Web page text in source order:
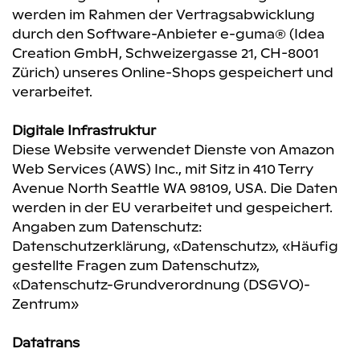
werden im Rahmen der Vertragsabwicklung
durch den Software-Anbieter e-guma® (Idea
Creation GmbH, Schweizergasse 21, CH-8001
Zürich) unseres Online-Shops gespeichert und
verarbeitet.
Digitale Infrastruktur
Diese Website verwendet Dienste von Amazon
Web Services (AWS) Inc., mit Sitz in 410 Terry
Avenue North Seattle WA 98109, USA. Die Daten
werden in der EU verarbeitet und gespeichert.
Angaben zum Datenschutz:
Datenschutzerklärung, «Datenschutz», «Häufig
gestellte Fragen zum Datenschutz»,
«Datenschutz-Grundverordnung (DSGVO)-
Zentrum»
Datatrans